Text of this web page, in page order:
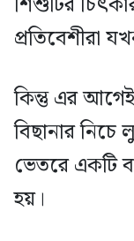
প্রতিবেশীরা
কিন্তু এর
বিছানার
ভেতরে একটি
হয়।